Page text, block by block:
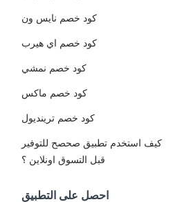
كود خصم نايس ون
كود خصم اي هيرب
كود خصم نمشي
كود خصم ماكس
كود خصم ترينديول
كيف استخدم تطبيق صحصح للتوفير
قبل التسوق اونلاين ؟
احصل على التطبيق